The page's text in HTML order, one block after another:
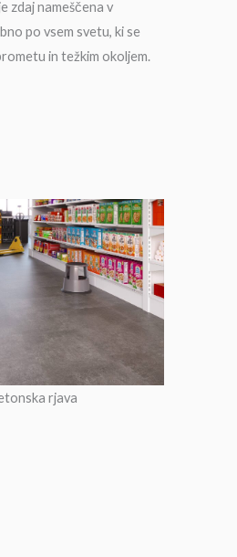
zdaj nameščena v
po vsem svetu, ki se
in težkim okoljem.
rjava